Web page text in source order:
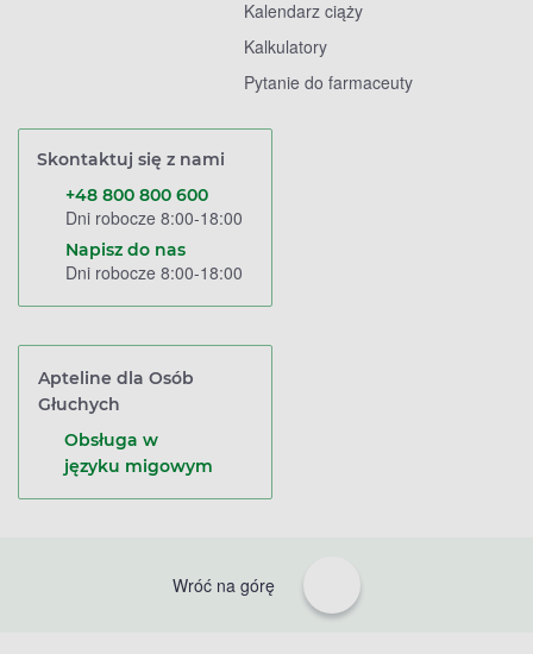
Kalendarz ciąży
Kalkulatory
Pytanie do farmaceuty
Skontaktuj się z nami
+48 800 800 600
Dni robocze 8:00-18:00
Napisz do nas
Dni robocze 8:00-18:00
Apteline dla Osób
Głuchych
Obsługa w
języku migowym
Wróć na górę